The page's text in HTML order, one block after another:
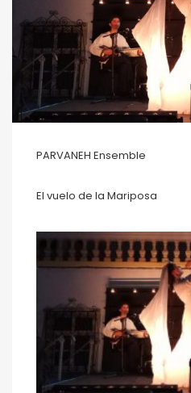
PARVANEH Ensemble
El vuelo de la Mariposa